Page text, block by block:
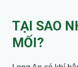
TẠI SAO
MỐI?